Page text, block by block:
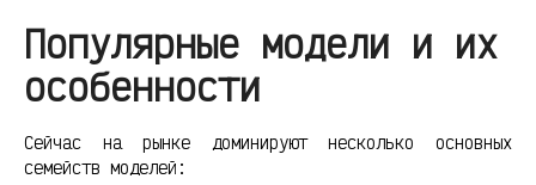
Популярные модели и их
особенности
Сейчас на рынке доминируют несколько основных
семейств моделей: